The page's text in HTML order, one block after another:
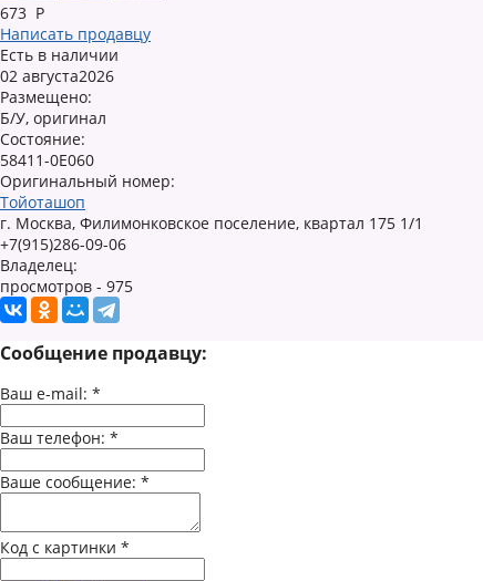
673 Р
Написать продавцу
Есть в наличии
02 августа2026
Размещено:
Б/У, оригинал
Состояние:
58411-0E060
Оригинальный номер:
Тойоташоп
г. Москва, Филимонковское поселение, квартал 175 1/1
+7(915)286-09-06
Владелец:
просмотров - 975
Сообщение продавцу:
Ваш e-mail: *
Ваш телефон: *
Ваше сообщение: *
Код с картинки *